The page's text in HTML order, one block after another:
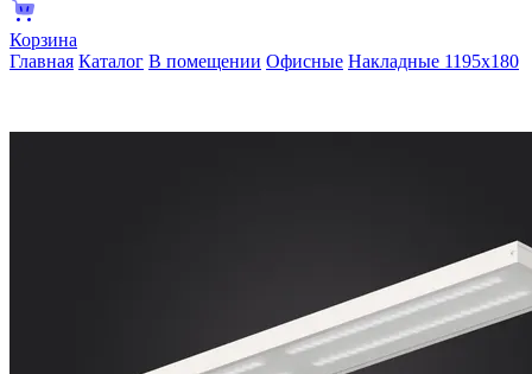
Корзина
Главная Каталог В помещении Офисные Накладные 1195х180